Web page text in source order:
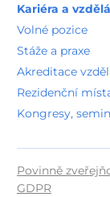
Kariéra a
Volné pozice
Stáže a praxe
Akreditace
Rezidenční
Kongresy,
Povinně
GDPR